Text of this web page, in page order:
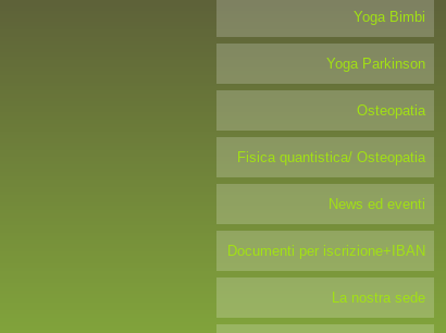
Yoga Bimbi
Yoga Parkinson
Osteopatia
Fisica quantistica/ Osteopatia
News ed eventi
Documenti per iscrizione+IBAN
La nostra sede